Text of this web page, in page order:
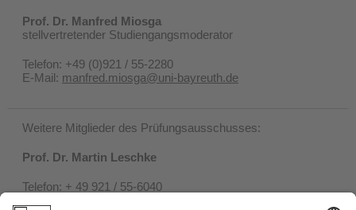
Prof. Dr. Manfred Miosga
stellvertretender Studiengangsmoderator
Telefon: +49 (0)921 / 55-2280
E-Mail: manfred.miosga@uni-bayreuth.de
Weitere Mitglieder des Prüfungsausschusses:
Prof. Dr. Martin Leschke
Telefon: + 49 921 / 55-6040